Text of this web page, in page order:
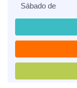
Sábado de